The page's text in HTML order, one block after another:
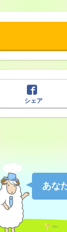
シェア
あな